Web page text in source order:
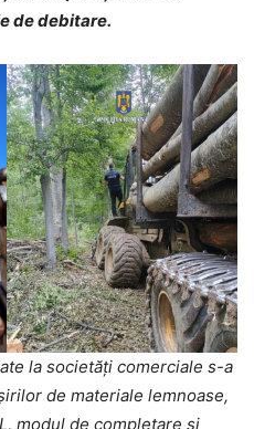
de debitare.
la societăţi comerciale s-a
de materiale lemnoase,
modul de completare și